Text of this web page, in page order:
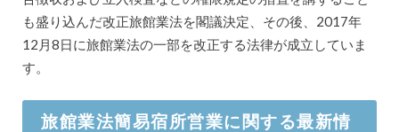
も盛り込んだ改正旅館業法を閣議決定、その後、2017年
12月8日に旅館業法の一部を改正する法律が成立していま
す。
旅館業法簡易宿所営業に関する最新情